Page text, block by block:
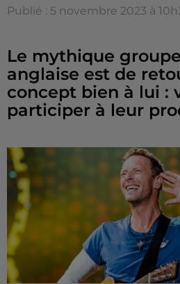
Publié : 5 novembre 2023 à
Le mythique
anglaise est de
concept bien à lui :
participer à leur